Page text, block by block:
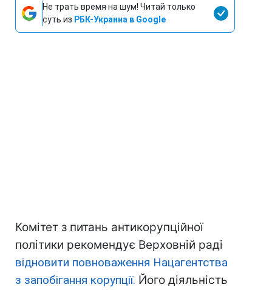
Не трать время на шум! Читай только
суть из РБК-Украина в Google
Комітет з питань антикорупційної
політики рекомендує Верховній раді
відновити повноваження Нацагентства
з запобігання корупції. Його діяльність